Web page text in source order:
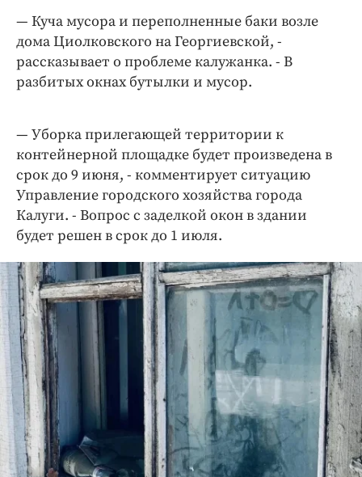
Бренд года
Работодатель года
— Куча мусора и переполненные баки возле
дома Циолковского на Георгиевской, -
рассказывает о проблеме калужанка. - В
разбитых окнах бутылки и мусор.
— Уборка прилегающей территории к
контейнерной площадке будет произведена в
срок до 9 июня, - комментирует ситуацию
Управление городского хозяйства города
Калуги. - Вопрос с заделкой окон в здании
будет решен в срок до 1 июля.